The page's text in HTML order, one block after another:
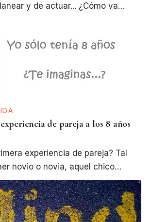
y de actuar... ¿Cómo va…
de pareja a los 8 años
experiencia de pareja? Tal
novio o novia, aquel chico…